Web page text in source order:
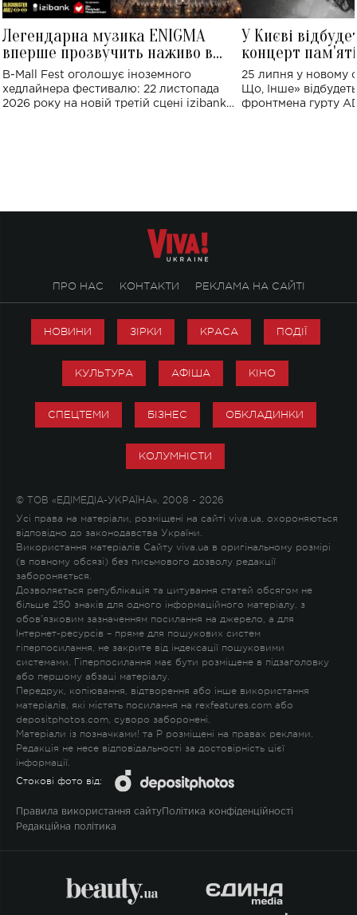
Легендарна музика ENIGMA
вперше прозвучить наживо в
Україні: де відбудеться концерт
B-Mall Fest оголошує іноземного
хедлайнера фестивалю: 22 листопада
2026 року на новій третій сцені izibank
У Києві
концерт
Клименка:
виконають
25 липня у новому
Що, Інше»
фронтмена гурту
ПРО НАС КОНТАКТИ РЕКЛАМА НА САЙТІ
НОВИНИ ЗІРКИ КРАСА ПОДІЇ
КУЛЬТУРА АФІША КІНО
СПЕЦТЕМИ БІЗНЕС ОБКЛАДИНКИ
КОЛУМНІСТИ
© ТОВ «ЕДІМЕДІА-УКРАЇНА», 2008 - 2026
Усі права на матеріали, розміщені на сайті viva.ua, охороняються
відповідно до законодавства України.
Використання матеріалів Сайту viva.ua в оригінальному розмірі
(в повному обсязі) без письмового дозволу редакції
забороняється.
Дозволяється републікація та цитування статей обсягом не
більше 250 знаків для одного інформаційного матеріалу, з
обов'язковим зазначенням посилання на джерело, а для
Інтернет-ресурсів – пряме для пошукових систем
гіперпосилання, не закрите від індексації пошуковими
системами. Гіперпосилання має бути розміщене в підзаголовку
або першому абзаці матеріалу.
Передрук, копіювання, відтворення або інше використання
матеріалів, які містять посилання на rexfeatures.com або
depositphotos.com, суворо заборонені.
Матеріали із позначками! та P розміщені на правах реклами.
Редакція не несе відповідальності за достовірність цієї
інформації.
Стокові фото від:
Правила використання сайту Політика конфіденційності
Редакційна політика